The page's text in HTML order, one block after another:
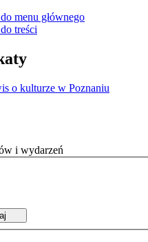
menu głównego
treści
o kulturze w Poznaniu
i wydarzeń